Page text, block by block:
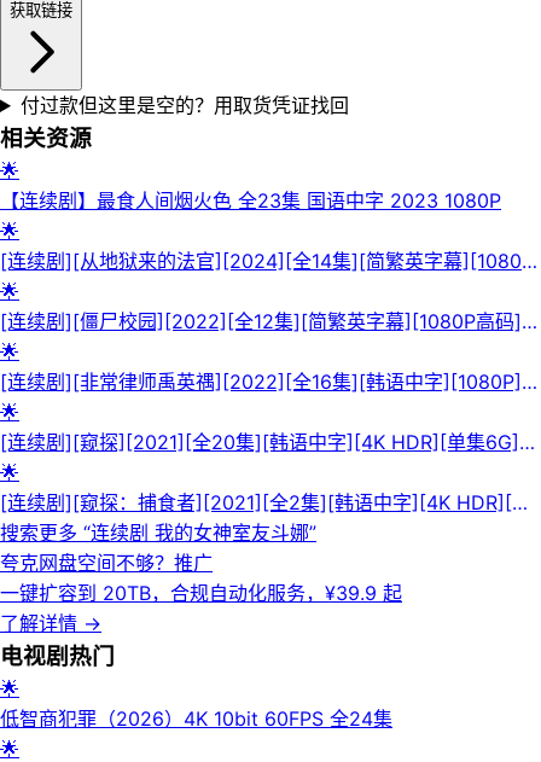
获取链接
付过款但这里是空的？用取货凭证找回
相关资源
🌟
【连续剧】最食人间烟火色 全23集 国语中字 2023 1080P
🌟
[连续剧][从地狱来的法官][2024][全14集][简繁英字幕][1080P
高码][单集2G][32G]
🌟
[连续剧][僵尸校园][2022][全12集][简繁英字幕][1080P高码]
[单集2.5G][30G]
🌟
[连续剧][非常律师禹英禑][2022][全16集][韩语中字][1080P]
[20G]
🌟
[连续剧][窥探][2021][全20集][韩语中字][4K HDR][单集6G]
[146G]
🌟
[连续剧][窥探：捕食者][2021][全2集][韩语中字][4K HDR][单
集6G][13G]
搜索更多 “连续剧 我的女神室友斗娜”
夸克网盘空间不够？ 推广
一键扩容到 20TB，合规自动化服务，¥39.9 起
了解详情 →
电视剧 热门
🌟
低智商犯罪（2026）4K 10bit 60FPS 全24集
🌟